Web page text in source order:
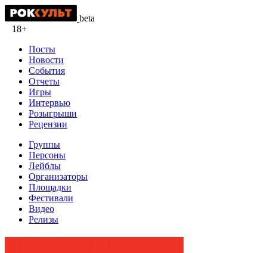
beta
18+
Посты
Новости
События
Отчеты
Игры
Интервью
Розыгрыши
Рецензии
Группы
Персоны
Лейблы
Организаторы
Площадки
Фестивали
Видео
Релизы